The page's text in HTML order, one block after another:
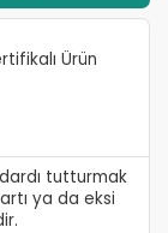
Ürün
tutturmak
ya da eksi